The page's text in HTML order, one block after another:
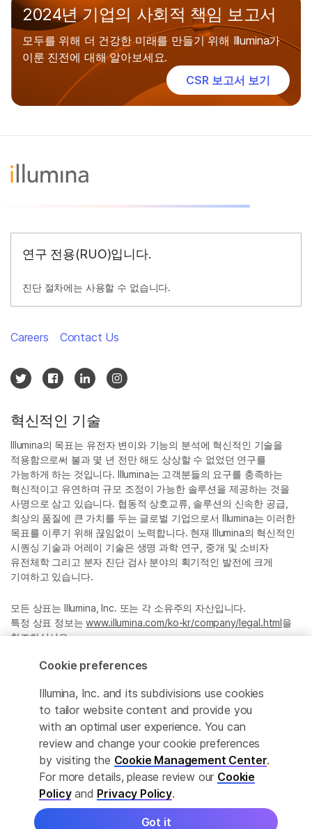
2024년 기업의 사회적 책임 보고서
모두를 위해 더 건강한 미래를 만들기 위해 Illumina가
이룬 진전에 대해 알아보세요.
CSR 보고서 보기
연구 전용(RUO)입니다.
진단 절차에는 사용할 수 없습니다.
정확한 번역을 제공하고자 합당한 노력을 기울였으나, 자동 번역은
완벽하지 않으며, 그 목적 또한 원문을 대체하기 위함이 아닙니다.
공식 콘텐츠는 영문 버전의 원문 콘텐츠임을 참고 부탁드립니다.
혁신적인 기술
Illumina의 목표는 유전자 변이와 기능의 분석에 혁신적인 기술을
적용함으로써 불과 몇 년 전만 해도 상상할 수 없었던 연구를
가능하게 하는 것입니다. Illumina는 고객분들의 요구를 충족하는
혁신적이고 유연하며 규모 조정이 가능한 솔루션을 제공하는 것을
사명으로 삼고 있습니다. 협동적 상호교류, 솔루션의 신속한 공급,
최상의 품질에 큰 가치를 두는 글로벌 기업으로서 Illumina는 이러한
목표를 이루기 위해 끊임없이 노력합니다. 현재 Illumina의 혁신적인
시퀀싱 기술과 어레이 기술은 생명 과학 연구, 중개 및 소비자
유전체학 그리고 분자 진단 검사 분야의 획기적인 발전에 크게
기여하고 있습니다.
모든 상표는 Illumina, Inc. 또는 각 소유주의 자산입니다.
특정 상표 정보는www.illumina.com/ko-kr/company/legal.html을
참조하십시오.
Privacy Policy
Careers Contact Us
© 2026 Illumina, Inc. All rights reserved.
Cookie preferences
Illumina, Inc. and its subdivisions use cookies
to tailor website content and provide you
with an optimal user experience. You can
review and change your cookie preferences
by visiting the Cookie Management Center.
For more details, please review our Cookie
Policyand Privacy Policy.
Got it